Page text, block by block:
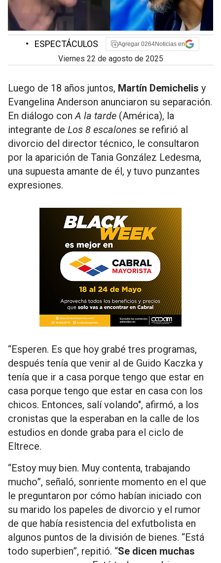
• ESPECTÁCULOS Agregar 0264Noticias en
viernes 22 de agosto de 2025
Luego de 18 años juntos, Martín Demichelis y
Evangelina Anderson anunciaron su separación.
En diálogo conA la tarde (América), la
integrante de Los 8 escalones se refirió al
divorcio del director técnico, le consultaron
por la aparición de Tania González Ledesma,
una supuesta amante de él, y tuvo punzantes
expresiones.
“Esperen. Es que hoy grabé tres programas,
después tenía que venir al de Guido Kaczka y
tenía que ir a casa porque tengo que estar en
casa porque tengo que estar en casa con los
chicos. Entonces, salí volando", afirmó, a los
cronistas que la esperaban en la calle de los
estudios en donde graba para el ciclo de
Eltrece.
“Estoy muy bien. Muy contenta, trabajando
mucho”, señaló, sonriente momento en el que
le preguntaron por cómo habían iniciado con
su marido los papeles de divorcio y el rumor
de que había resistencia del exfutbolista en
algunos puntos de la división de bienes. “Está
todo superbien”, repitió. “Se dicen muchas